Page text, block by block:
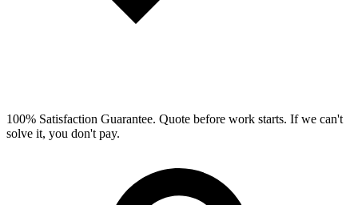
100% Satisfaction Guarantee. Quote before work starts. If we can't
solve it, you don't pay.